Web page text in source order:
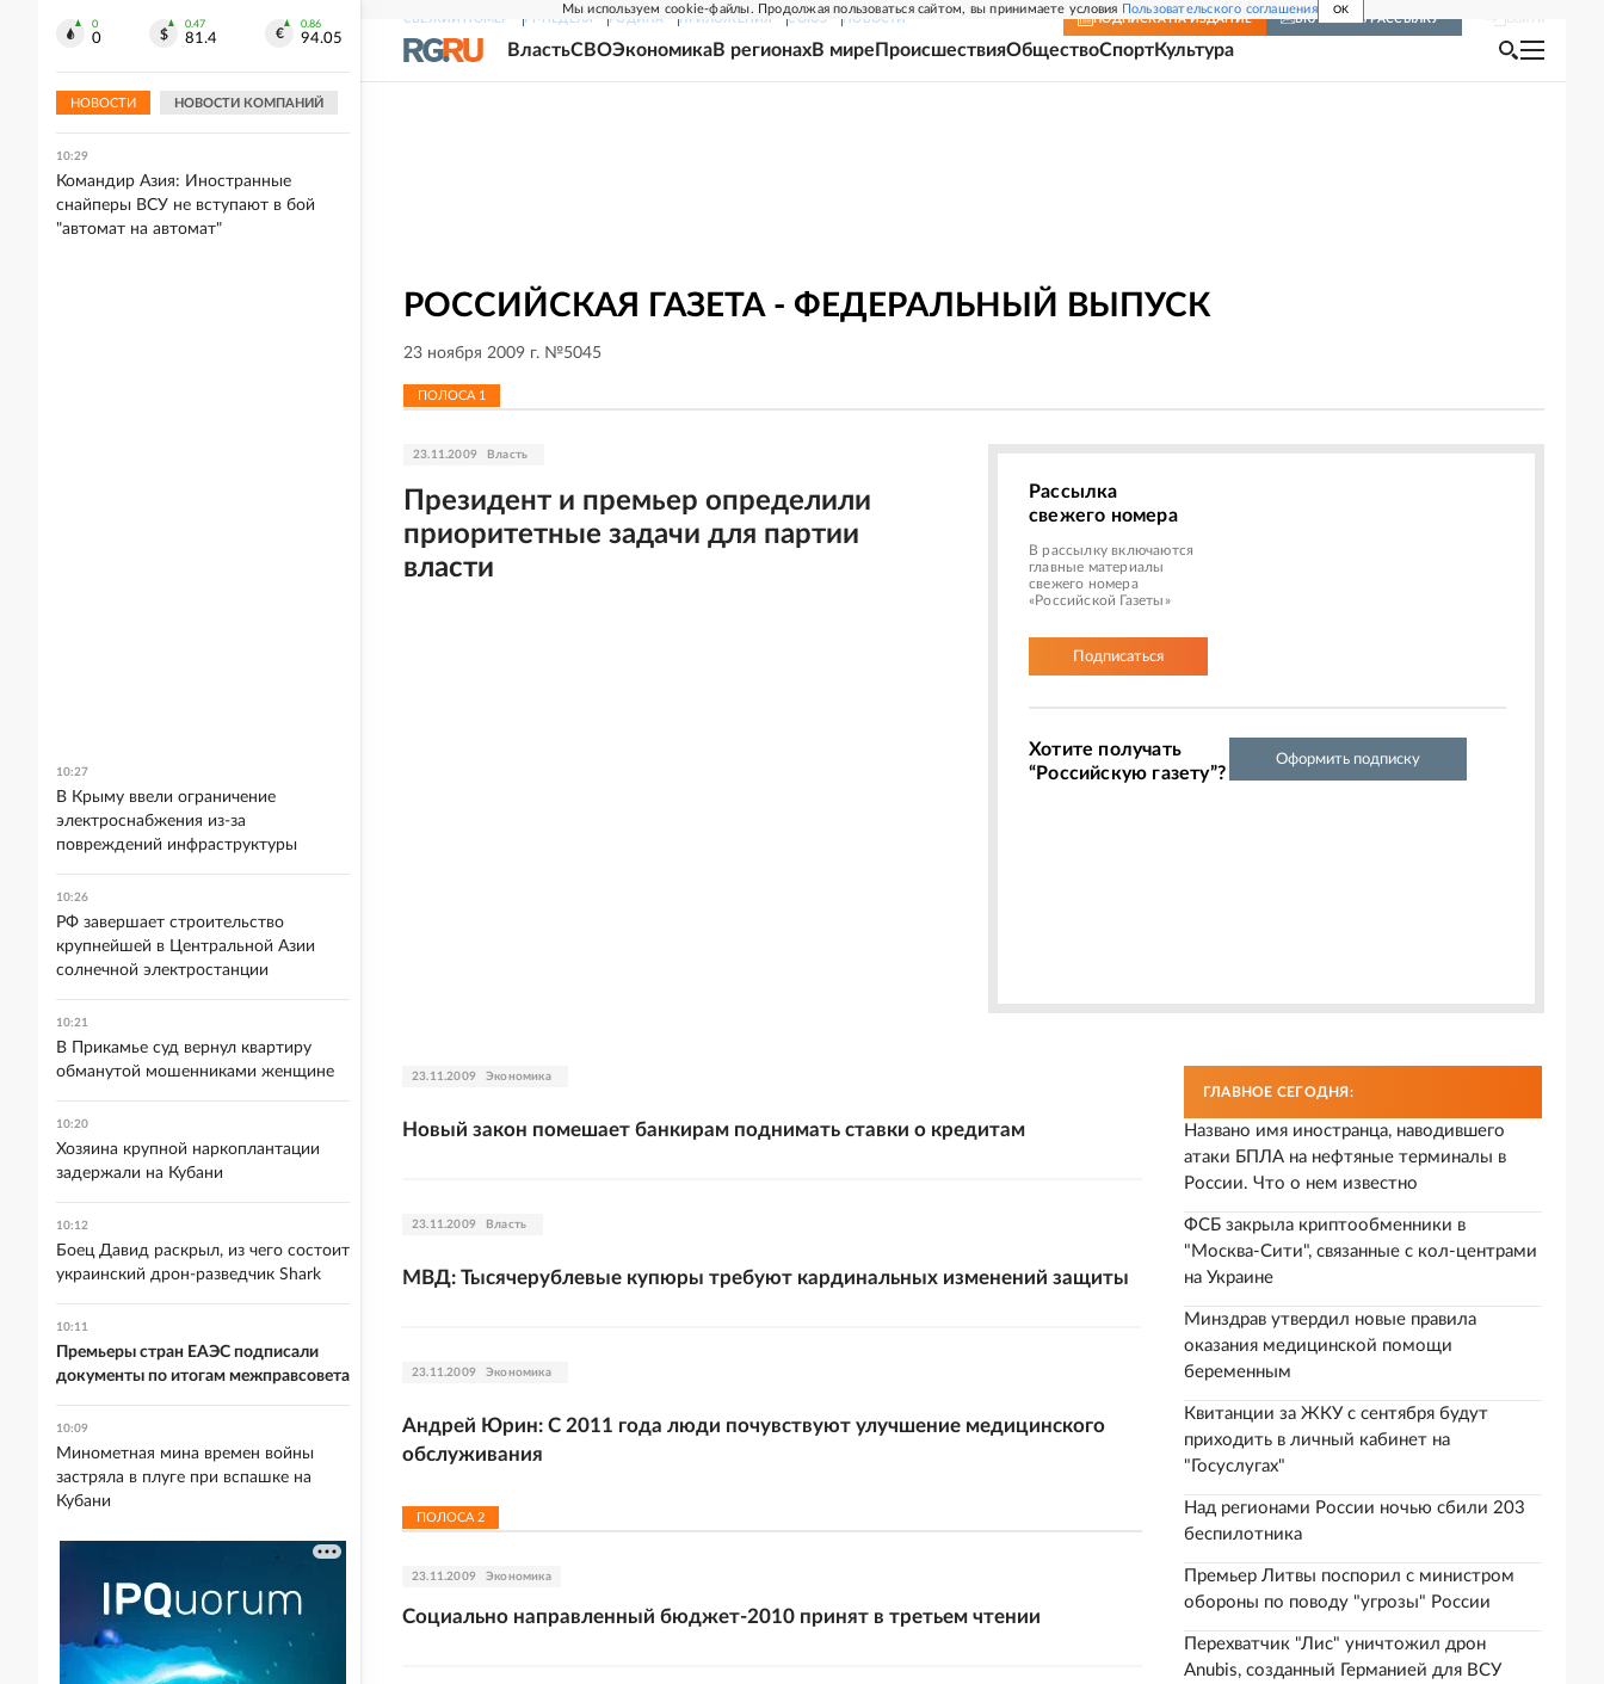
Мы используем cookie-файлы. Продолжая пользоваться сайтом, вы принимаете условия Пользовательского соглашения OK
СВЕЖИЙ НОМЕР РГ-НЕДЕЛЯ РОДИНА ПРИЛОЖЕНИЯ СОЮЗ НОВОСТИ ПОДПИСКА НА ИЗДАНИЕ ВКЛЮЧИТЬ РАССЫЛКУ
ВластьСВОЭкономикаВ регионахВ мире ПроисшествияОбществоСпортКультура
РОССИЙСКАЯ ГАЗЕТА - ФЕДЕРАЛЬНЫЙ ВЫПУСК
23 ноября 2009 г. №5045
ПОЛОСА 1
23.11.2009 Власть
Президент и премьер определили
приоритетные задачи для партии
власти
Рассылка
свежего номера
В рассылку включаются
главные материалы
свежего номера
«Российской Газеты»
Подписаться
Хотите получать
“Российскую газету”?
Оформить подписку
23.11.2009 Экономика
Новый закон помешает банкирам поднимать ставки о кредитам
23.11.2009 Власть
МВД: Тысячерублевые купюры требуют кардинальных изменений защиты
23.11.2009 Экономика
Андрей Юрин: С 2011 года люди почувствуют улучшение медицинского
обслуживания
ПОЛОСА 2
23.11.2009 Экономика
Социально направленный бюджет-2010 принят в третьем чтении
ГЛАВНОЕ СЕГОДНЯ:
Названо имя иностранца, наводившего
атаки БПЛА на нефтяные терминалы в
России. Что о нем известно
ФСБ закрыла криптообменники в
"Москва-Сити", связанные с кол-центрами
на Украине
Минздрав утвердил новые правила
оказания медицинской помощи
беременным
Квитанции за ЖКУ с сентября будут
приходить в личный кабинет на
"Госуслугах"
Над регионами России ночью сбили 203
беспилотника
Премьер Литвы поспорил с министром
обороны по поводу "угрозы" России
Перехватчик "Лис" уничтожил дрон
Anubis, созданный Германией для ВСУ
0
0
0.47
81.4
0.86
94.05
НОВОСТИ НОВОСТИ КОМПАНИЙ
10:32
бизнес
10:29
Командир Азия: Иностранные
снайперы ВСУ не вступают в бой
"автомат на автомат"
10:27
В Крыму ввели ограничение
электроснабжения из-за
повреждений инфраструктуры
10:26
РФ завершает строительство
крупнейшей в Центральной Азии
солнечной электростанции
10:21
В Прикамье суд вернул квартиру
обманутой мошенниками женщине
10:20
Хозяина крупной наркоплантации
задержали на Кубани
10:12
Боец Давид раскрыл, из чего состоит
украинский дрон-разведчик Shark
10:11
Премьеры стран ЕАЭС подписали
документы по итогам межправсовета
10:09
Минометная мина времен войны
застряла в плуге при вспашке на
Кубани